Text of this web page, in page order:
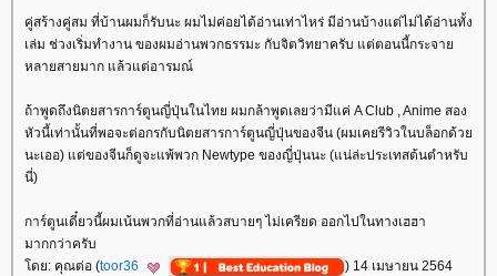
คู่สร้างคู่สม ที่บ้านผมก็รับนะ ผมไม่ค่อยได้อ่านเท่าไหร่ มีอ่านบ้างแต่ไม่ได้อ่านทั้ง
เล่ม ช่วงเริ่มทำงาน ของผมอ่านพวกธรรมะ กับจิตวิทยาครับ แต่ตอนนี้กระจา
หลายสายมาก แล้วแต่อารมณ์
ถ้าพูดถึงนิตยสารการ์ตูนญี่ปุ่นในไทย ผมกล้าพูดเลยว่ามีแค่ A Club , Anime สอง
หัวนี้เท่านั้นที่พอจะต่อกรกับนิตยสารการ์ตูนญี่ปุ่นของจีน (ผมเคยรีวิวในบล็อกด้ว
นะเออ) แต่ของจีนก็ดูจะแพ้พวก Newtype ของญี่ปุ่นนะ (แน่ล่ะประเทสต้นตำหรับ
นี่)
การ์ตูนเดี๋ยวนี้ผมเน้นพวกที่อ่านแล้วสบายๆ ไม่เครียด ออกไปในทางเฮฮา
มากกว่าครับ
ดย: คุณต่อ (toor36
) 14 เมษายน 2564